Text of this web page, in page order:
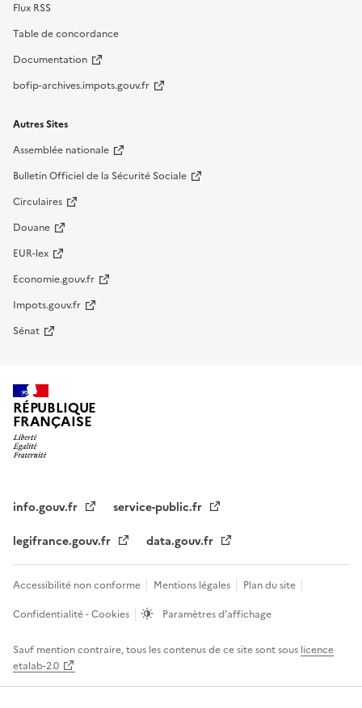
Flux RSS
Table de concordance
Documentation
bofip-archives.impots.gouv.fr
Autres Sites
Assemblée nationale
Bulletin Officiel de la Sécurité Sociale
Circulaires
Douane
EUR-lex
Economie.gouv.fr
Impots.gouv.fr
Sénat
RÉPUBLIQUE
FRANÇAISE
info.gouv.fr
service-public.fr
legifrance.gouv.fr
data.gouv.fr
Accessibilité non conforme Mentions légales
Plan du site
Confidentialité - Cookies
Paramètres d'affichage
Sauf mention contraire, tous les contenus de ce site sont sous licence
etalab-2.0